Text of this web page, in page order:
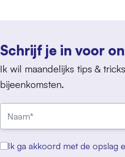
Schrijf je in voor
Ik wil maandelijks tips &
bijeenkomsten.
Ik ga akkoord met de opslag